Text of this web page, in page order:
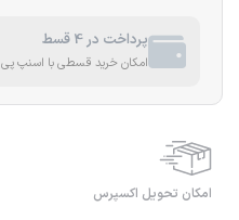
پرداخت در 4 قسط
امکان خرید قسطی با اسنپ پی
امکان تحویل اکسپرس